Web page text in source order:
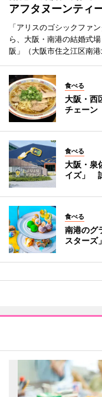
アフタヌーンティー
「アリスのゴシックファ
ら、大阪・南港の結婚式
阪」（大阪市住之江区南港
食べる
大阪・西
チェーン
食べる
大阪・泉
イズ」
食べる
南港のグ
スターズ